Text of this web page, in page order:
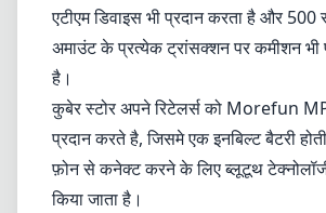
एटीएम डिवाइस भी प्रदान करता है और
अमाउंट के प्रत्येक ट्रांसक्शन पर कमीशन भी
है।
कुबेर स्टोर अपने रिटेलर्स को Morefun
प्रदान करते है, जिसमे एक इनबिल्ट बैटरी
फ़ोन से कनेक्ट करने के लिए ब्लूटूथ
किया जाता है।